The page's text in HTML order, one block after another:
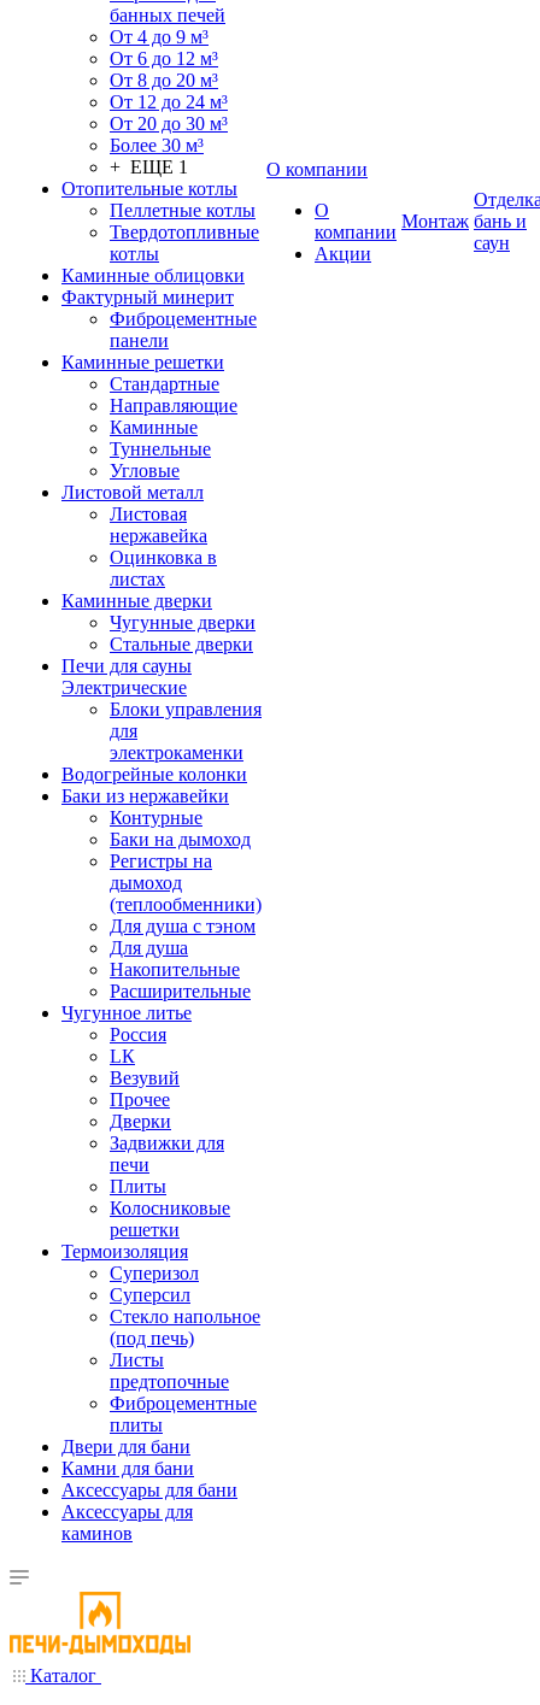
банных печей
От 4 до 9 м³
От 6 до 12 м³
От 8 до 20 м³
От 12 до 24 м³
От 20 до 30 м³
Более 30 м³
+ ЕЩЕ 1
Отопительные котлы
Пеллетные котлы
Твердотопливные
котлы
Каминные облицовки
Фактурный минерит
Фиброцементные
панели
Каминные решетки
Стандартные
Направляющие
Каминные
Туннельные
Угловые
Листовой металл
Листовая
нержавейка
Оцинковка в
листах
Каминные дверки
Чугунные дверки
Стальные дверки
Печи для сауны
Электрические
Блоки управления
для
электрокаменки
Водогрейные колонки
Баки из нержавейки
Контурные
Баки на дымоход
Регистры на
дымоход
(теплообменники)
Для душа с тэном
Для душа
Накопительные
Расширительные
Чугунное литье
Россия
LК
Везувий
Прочее
Дверки
Задвижки для
печи
Плиты
Колосниковые
решетки
Термоизоляция
Суперизол
Суперсил
Стекло напольное
(под печь)
Листы
предтопочные
Фиброцементные
плиты
Двери для бани
Камни для бани
Аксессуары для бани
Аксессуары для
каминов
О компании
О
компании
Акции
Монтаж бань и
саун
Каталог